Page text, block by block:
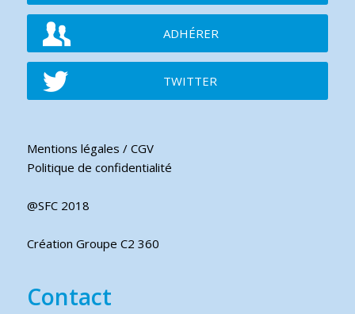
ADHÉRER
TWITTER
Mentions légales / CGV
Politique de confidentialité
@SFC 2018
Création Groupe C2 360
Contact